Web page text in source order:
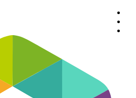
پرش
محتوا